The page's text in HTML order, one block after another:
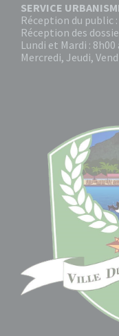
SERVICE
Réception du public
Réception des
Lundi et Mardi :
Mercredi, Jeudi,